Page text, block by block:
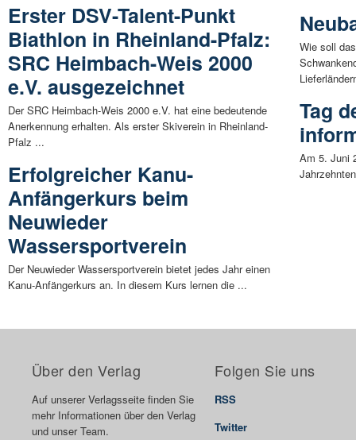
Erster DSV-Talent-Punkt
Biathlon in Rheinland-Pfalz:
SRC Heimbach-Weis 2000
e.V. ausgezeichnet
Der SRC Heimbach-Weis 2000 e.V. hat eine bedeutende
Anerkennung erhalten. Als erster Skiverein in Rheinland-
Pfalz ...
Erfolgreicher Kanu-
Anfängerkurs beim
Neuwieder
Wassersportverein
Der Neuwieder Wassersportverein bietet jedes Jahr einen
Kanu-Anfängerkurs an. In diesem Kurs lernen die ...
Wie soll
Tag
Am 5. Juni
Über den Verlag
Auf unserer Verlagsseite finden Sie
mehr Informationen über den Verlag
und unser Team.
Folgen Sie uns
RSS
Twitter